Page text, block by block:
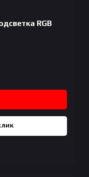
RGB